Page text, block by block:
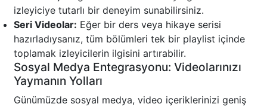
izleyiciye tutarlı bir deneyim sunabilirsiniz.
Seri Videolar: Eğer bir ders veya hikaye serisi
hazırladıysanız, tüm bölümleri tek bir playlist içinde
toplamak izleyicilerin ilgisini artırabilir.
Sosyal Medya Entegrasyonu: Videolarınızı
Yaymanın Yolları
Günümüzde sosyal medya, video içeriklerinizi geniş